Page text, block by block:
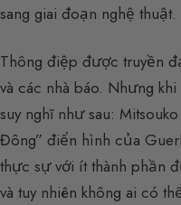
sang giai đoạn nghệ thuật.
Thông điệp được truyền
và các nhà báo. Nhưng
suy nghĩ như sau:
Đông” điển hình của
thực sự với ít thành phần
và tuy nhiên không ai có